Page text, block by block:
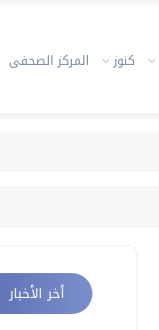
كنوز المركز الصحفى
أخر الأخبار